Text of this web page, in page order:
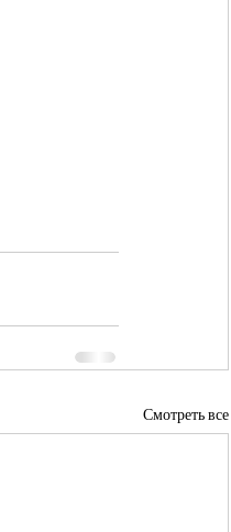
Смотреть все